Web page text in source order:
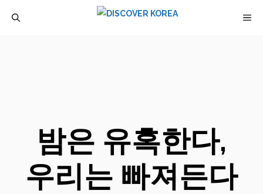
밤은 유혹한다,
우리는 빠져든다